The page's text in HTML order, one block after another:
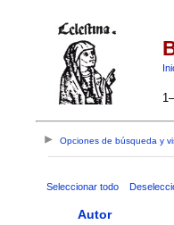
Opciones de búsqueda y
Seleccionar todo
Autor